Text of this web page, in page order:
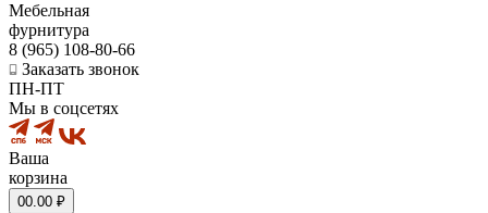
Мебельная
фурнитура
8 (965) 108-80-66
Заказать звонок
ПН-ПТ
Мы в соцсетях
Ваша
корзина
00.00 ₽